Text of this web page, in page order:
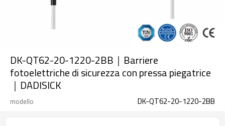
DK-QT62-20-1220-2BB｜Barriere
fotoelettriche di sicurezza con pressa piegatrice
｜DADISICK
modello DK-QT62-20-1220-2BB